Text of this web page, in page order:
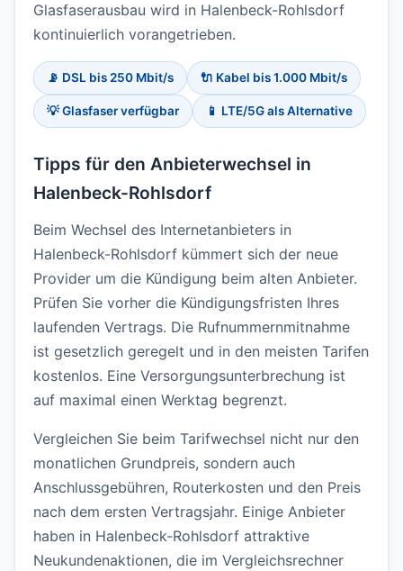
Glasfaserausbau wird in Halenbeck-Rohlsdorf
kontinuierlich vorangetrieben.
📡 DSL bis 250 Mbit/s 🔌 Kabel bis 1.000 Mbit/s
💡 Glasfaser verfügbar 📱 LTE/5G als Alternative
Tipps für den Anbieterwechsel in
Halenbeck-Rohlsdorf
Beim Wechsel des Internetanbieters in
Halenbeck-Rohlsdorf kümmert sich der neue
Provider um die Kündigung beim alten Anbieter.
Prüfen Sie vorher die Kündigungsfristen Ihres
laufenden Vertrags. Die Rufnummernmitnahme
ist gesetzlich geregelt und in den meisten Tarifen
kostenlos. Eine Versorgungsunterbrechung ist
auf maximal einen Werktag begrenzt.
Vergleichen Sie beim Tarifwechsel nicht nur den
monatlichen Grundpreis, sondern auch
Anschlussgebühren, Routerkosten und den Preis
nach dem ersten Vertragsjahr. Einige Anbieter
haben in Halenbeck-Rohlsdorf attraktive
Neukundenaktionen, die im Vergleichsrechner